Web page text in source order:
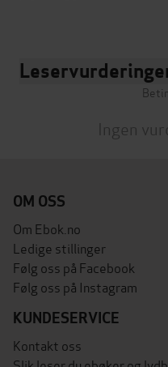
Ingen
OM OSS
Om Ebok.no
Ledige stillinger
Følg oss på Facebook
Følg oss på Instagram
KUNDESERVICE
Kontakt oss